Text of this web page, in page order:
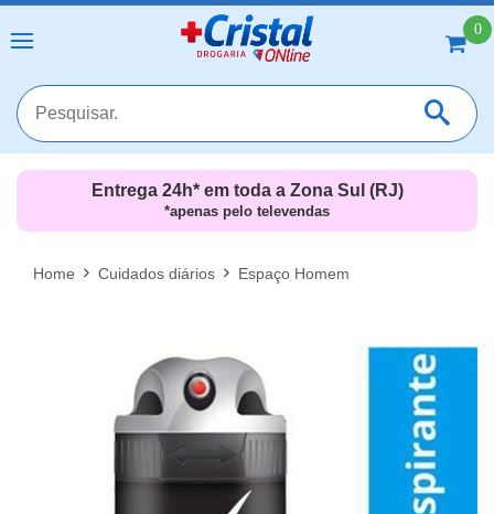
0
MAIS RESULTADOS
Entrega 24h* em toda a Zona Sul (RJ)
*apenas pelo televendas
Home Cuidados diários Espaço Homem